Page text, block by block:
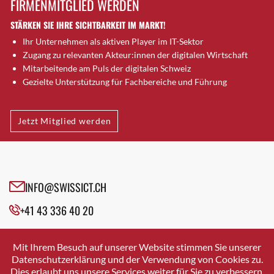
Brugg AG
Brütten
Bubendorf
Bubikon
Buchs (SG)
Bäretswil
Bülach
Cazis
Crissier
Davos Platz
Dierikon
Dietikon
FIRMENMITGLIED WERDEN
STÄRKEN SIE IHRE SICHTBARKEIT IM MARKT!
Ihr Unternehmen als aktiven Player im IT-Sektor
Zugang zu relevanten Akteur:innen der digitalen Wirtschaft
Mitarbeitende am Puls der digitalen Schweiz
Gezielte Unterstützung für Fachbereiche und Führung
Jetzt Mitglied werden
INFO@SWISSICT.CH
+41 43 336 40 20
SWISSICT
VULKANSTRASSE 120
8048 ZURICH
Mit Ihrem Besuch auf unserer Website stimmen Sie unserer
Datenschutzerklärung und der Verwendung von Cookies zu.
Dies erlaubt uns unsere Services weiter für Sie zu verbessern.